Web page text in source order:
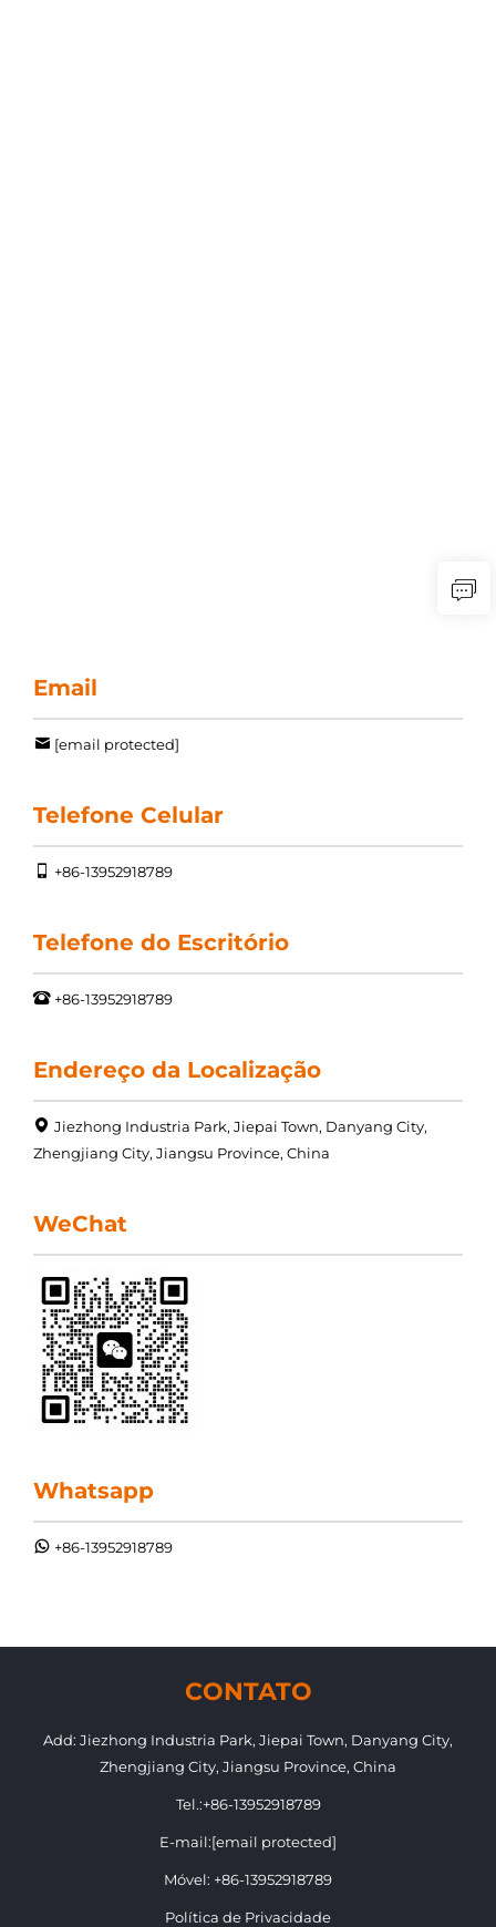
Email
[email protected]
Telefone Celular
+86-13952918789
Telefone do Escritório
+86-13952918789
Endereço da Localização
Jiezhong Industria Park, Jiepai Town, Danyang City,
Zhengjiang City, Jiangsu Province, China
WeChat
Whatsapp
+86-13952918789
CONTATO
Add: Jiezhong Industria Park, Jiepai Town, Danyang City,
Zhengjiang City, Jiangsu Province, China
Tel.:+86-13952918789
E-mail:[email protected]
Móvel: +86-13952918789
Política de Privacidade